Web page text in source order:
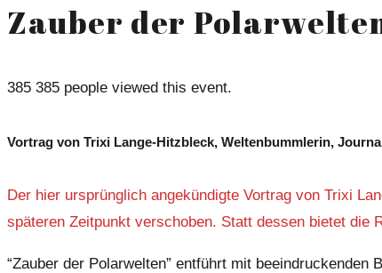
Zauber der
385 385 people viewed this event.
Vortrag von Trixi Lange-Hitzbleck, Weltenbummlerin,
Der hier ursprünglich angekündigte Vortrag von Trixi
späteren Zeitpunkt verschoben. Statt dessen bietet die
“Zauber der Polarwelten” entführt mit